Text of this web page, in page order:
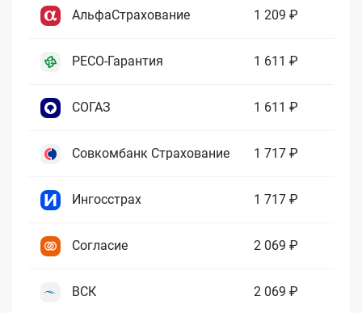
АльфаСтрахование 1 209 ₽
РЕСО-Гарантия 1 611 ₽
СОГАЗ 1 611 ₽
Совкомбанк Страхование 1 717 ₽
Ингосстрах 1 717 ₽
Согласие 2 069 ₽
ВСК 2 069 ₽